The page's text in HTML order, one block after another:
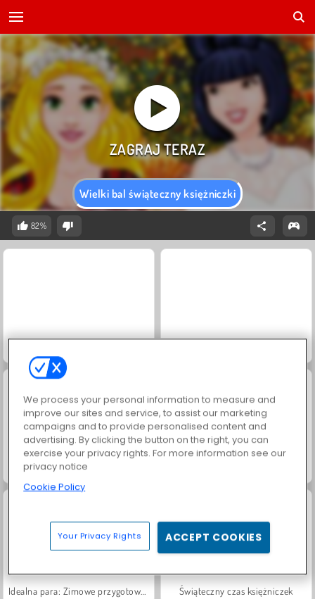
Wielki bal świąteczny księżniczki
82%
Świąteczny czas księżniczek
We process your personal information to measure and
improve our sites and service, to assist our marketing
campaigns and to provide personalised content and
advertising. By clicking the button on the right, you can
exercise your privacy rights. For more information see our
privacy notice
Cookie Policy
Your Privacy Rights ACCEPT COOKIES